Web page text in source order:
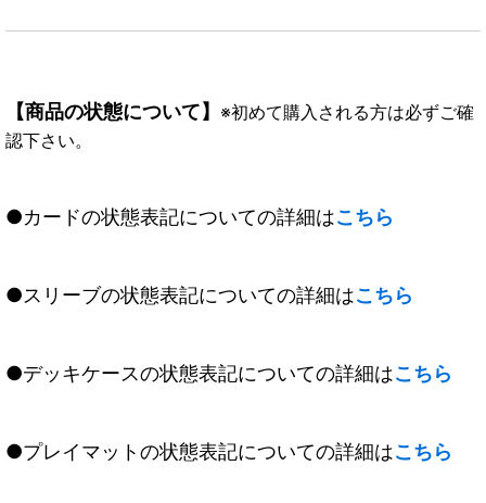
【商品の状態について】 ※初めて購入される方は必ずご確
認下さい。
●カードの状態表記についての詳細はこちら
●スリーブの状態表記についての詳細はこちら
●デッキケースの状態表記についての詳細はこちら
●プレイマットの状態表記についての詳細はこちら